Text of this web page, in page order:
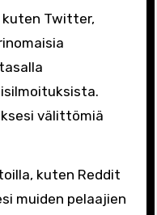
kuten Twitter,
välittömiä
kuten Reddit
muiden pelaajien